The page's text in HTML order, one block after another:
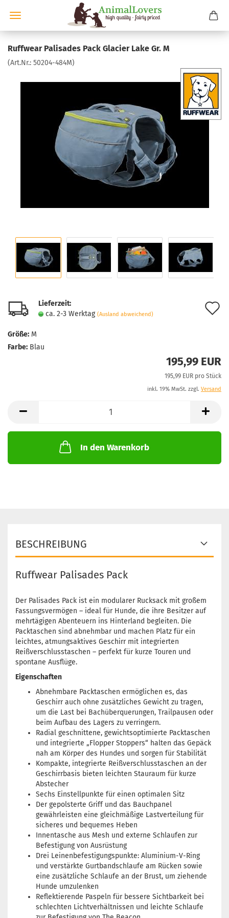
Ruffwear Palisades Pack Glacier Lake Gr. M
(Art.Nr.: 50204-484M)
Lieferzeit:
ca. 2-3 Werktag (Ausland abweichend)
Größe: M
Farbe: Blau
195,99 EUR
195,99 EUR pro Stück
inkl. 19% MwSt. zzgl. Versand
In den Warenkorb
BESCHREIBUNG
Ruffwear Palisades Pack
Der Palisades Pack ist ein modularer Rucksack mit großem
Fassungsvermögen – ideal für Hunde, die ihre Besitzer auf
mehrtägigen Abenteuern ins Hinterland begleiten. Die
Packtaschen sind abnehmbar und machen Platz für ein
leichtes, atmungsaktives Geschirr mit integrierten
Reißverschlusstaschen – perfekt für kurze Touren und
spontane Ausflüge.
Eigenschaften
Abnehmbare Packtaschen ermöglichen es, das
Geschirr auch ohne zusätzliches Gewicht zu tragen,
um die Last bei Bachüberquerungen, Trailpausen oder
beim Aufbau des Lagers zu verringern.
Radial geschnittene, gewichtsoptimierte Packtaschen
und integrierte „Flopper Stoppers“ halten das Gepäck
nah am Körper des Hundes und sorgen für Stabilität
Kompakte, integrierte Reißverschlusstaschen an der
Geschirrbasis bieten leichten Stauraum für kurze
Abstecher
Sechs Einstellpunkte für einen optimalen Sitz
Der gepolsterte Griff und das Bauchpanel
gewährleisten eine gleichmäßige Lastverteilung für
sicheres und bequemes Heben
Innentasche aus Mesh und externe Schlaufen zur
Befestigung von Ausrüstung
Drei Leinenbefestigungspunkte: Aluminium-V-Ring
und verstärkte Gurtbandschlaufe am Rücken sowie
eine zusätzliche Schlaufe an der Brust, um ziehende
Hunde umzulenken
Reflektierende Paspeln für bessere Sichtbarkeit bei
schlechten Lichtverhältnissen und leichte Schlaufe